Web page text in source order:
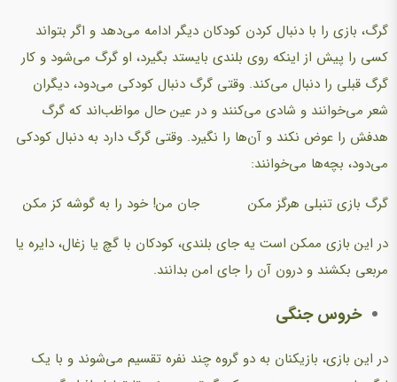
گرگ، بازی را با دنبال کردن کودکان دیگر ادامه می‌دهد و اگر بتواند
کسی را پیش از اینکه روی بلندی بایستد بگیرد، او گرگ می‌شود و کار
گرگ قبلی را دنبال می‌کند. وقتی گرگ دنبال کودکی می‌دود، دیگران
شعر می‌خوانند و شادی می‌کنند و در عین حال مواظب‌اند که گرگ
هدفش را عوض نکند و آن‌ها را نگیرد. وقتی گرگ دارد به دنبال کودکی
می‌دود، بچه‌ها می‌خوانند:
گرگ بازی تنبلی هرگز مکن جان من! خود را به گوشه کز مکن
در این بازی ممکن است یه جای بلندی، کودکان با گچ یا زغال، دایره یا
مربعی بکشند و درون آن را جای امن بدانند.
خروس جنگی
در این بازی، بازیکنان به دو گروه چند نفره تقسیم می‌شوند و با یک